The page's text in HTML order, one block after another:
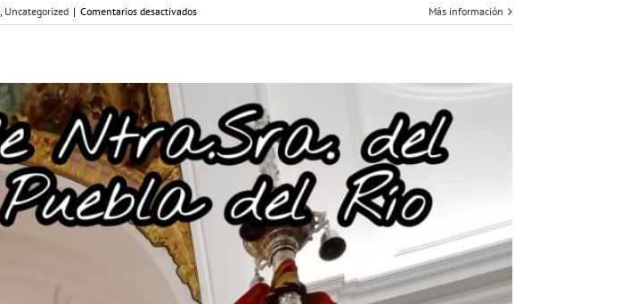
Uncategorized | Comentarios desactivadosen
CAMINA
Más información